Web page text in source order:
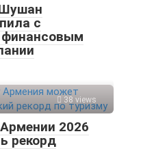
с
финансовым
38 views
2026
рекорд